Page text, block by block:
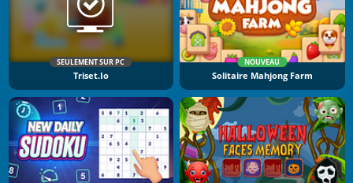
SEULEMENT SUR PC
Triset.io
NOUVEAU
Solitaire Mahjong Farm